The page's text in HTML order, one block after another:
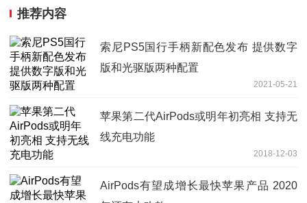
推荐内容
索尼PS5国行手柄新配色发布 提供数字
版和光驱版两种配置
2021-05-21
苹果第二代AirPods或明年初亮相 支持无
线充电功能
2018-12-03
AirPods有望成增长最快苹果产品 2020